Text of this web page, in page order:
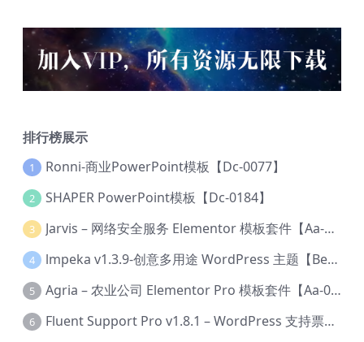
排行榜展示
1 Ronni-商业PowerPoint模板【Dc-0077】
2 SHAPER PowerPoint模板【Dc-0184】
3 Jarvis – 网络安全服务 Elementor 模板套件【Aa-0035】
4 lmpeka v1.3.9-创意多用途 WordPress 主题【Be-0064】
5 Agria – 农业公司 Elementor Pro 模板套件【Aa-0003】
6 Fluent Support Pro v1.8.1 – WordPress 支持票务系统【Cc-0041】